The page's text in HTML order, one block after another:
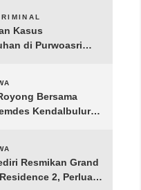
Kasus
di Purwoasri
Bersama
Kendalbulur
Resmikan Grand
2, Perluas